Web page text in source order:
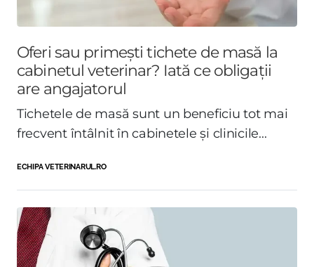
Oferi sau primești tichete de masă la
cabinetul veterinar? Iată ce obligații
are angajatorul
Tichetele de masă sunt un beneficiu tot mai
frecvent întâlnit în cabinetele și clinicile...
ECHIPA VETERINARUL.RO